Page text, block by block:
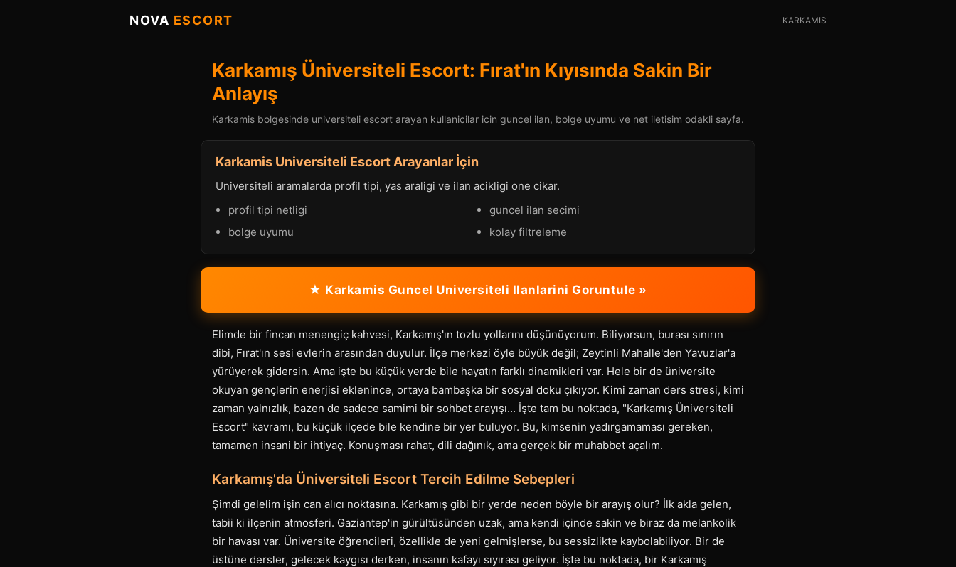
NOVA ESCORT KARKAMIS
Karkamış Üniversiteli Escort: Fırat'ın Kıyısında Sakin Bir
Anlayış
Karkamis bolgesinde universiteli escort arayan kullanicilar icin guncel ilan, bolge uyumu ve net iletisim odakli sayfa.
Karkamis Universiteli Escort Arayanlar İçin
Universiteli aramalarda profil tipi, yas araligi ve ilan acikligi one cikar.
profil tipi netligi
guncel ilan secimi
bolge uyumu
kolay filtreleme
★ Karkamis Guncel Universiteli Ilanlarini Goruntule »
Elimde bir fincan menengiç kahvesi, Karkamış'ın tozlu yollarını düşünüyorum. Biliyorsun, burası sınırın
dibi, Fırat'ın sesi evlerin arasından duyulur. İlçe merkezi öyle büyük değil; Zeytinli Mahalle'den Yavuzlar'a
yürüyerek gidersin. Ama işte bu küçük yerde bile hayatın farklı dinamikleri var. Hele bir de üniversite
okuyan gençlerin enerjisi eklenince, ortaya bambaşka bir sosyal doku çıkıyor. Kimi zaman ders stresi, kimi
zaman yalnızlık, bazen de sadece samimi bir sohbet arayışı... İşte tam bu noktada, "Karkamış Üniversiteli
Escort" kavramı, bu küçük ilçede bile kendine bir yer buluyor. Bu, kimsenin yadırgamaması gereken,
tamamen insani bir ihtiyaç. Konuşması rahat, dili dağınık, ama gerçek bir muhabbet açalım.
Karkamış'da Üniversiteli Escort Tercih Edilme Sebepleri
Şimdi gelelim işin can alıcı noktasına. Karkamış gibi bir yerde neden böyle bir arayış olur? İlk akla gelen,
tabii ki ilçenin atmosferi. Gaziantep'in gürültüsünden uzak, ama kendi içinde sakin ve biraz da melankolik
bir havası var. Üniversite öğrencileri, özellikle de yeni gelmişlerse, bu sessizlikte kaybolabiliyor. Bir de
üstüne dersler, gelecek kaygısı derken, insanın kafayı sıyırası geliyor. İşte bu noktada, bir Karkamış